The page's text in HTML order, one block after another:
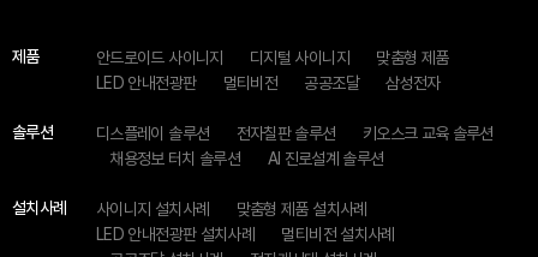
제품 안드로이드 사이니지 디지털 사이니지
맞춤형 제품
LED 안내전광판
멀티비전 공공조달 삼성전자
솔루션 디스플레이 솔루션 전자칠판 솔루션
키오스크 교육 솔루션
채용정보 터치 솔루션
AI 진로설계 솔루션
설치사례 사이니지 설치사례
맞춤형 제품 설치사례
LED 안내전광판 설치사례
멀티비전 설치사례